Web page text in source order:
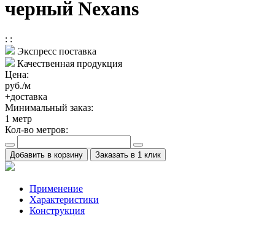
черный Nexans
: :
Экспресс поставка
Качественная продукция
Цена:
руб./м
+доставка
Минимальный заказ:
1 метр
Кол-во метров:
Добавить в корзину Заказать в 1 клик
Применение
Характеристики
Конструкция